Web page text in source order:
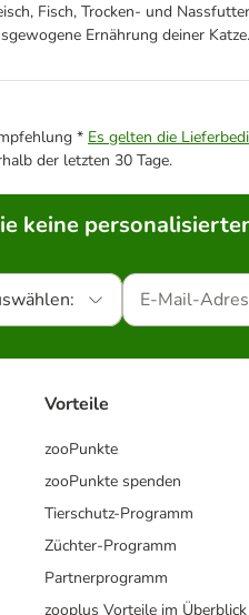
Fisch, Trocken- und
Ernährung deiner Katze.
* Es gelten die
der letzten 30 Tage.
keine
Vorteile
zooPunkte
zooPunkte spenden
Tierschutz-Programm
Züchter-Programm
Partnerprogramm
zooplus Vorteile im Überblick